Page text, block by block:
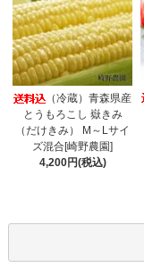
（冷蔵）青森県産
とうもろこし 嶽きみ
（だけきみ） M～Lサイ
ズ混合[崎野農園]
4,200円(税込)